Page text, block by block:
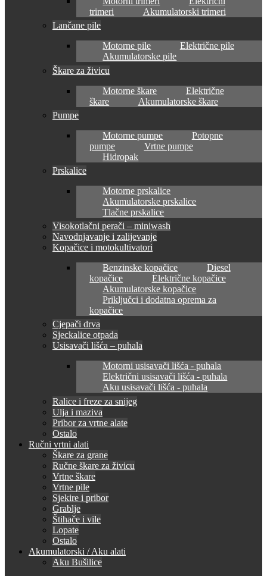
trimeri
Akumulatorski trimeri
Lančane pile
Motorne pile
Električne pile
Akumulatorske pile
Škare za živicu
Motorne škare
Električne
škare
Akumulatorske škare
Pumpe
Motorne pumpe
Potopne
pumpe
Vrtne pumpe
Hidropak
Prskalice
Motorne prskalice
Akumulatorske prskalice
Tlačne prskalice
Visokotlačni perači – miniwash
Navodnjavanje i zalijevanje
Kopačice i motokultivatori
Benzinske kopačice
Diesel
kopačice
Električne kopačice
Akumulatorske kopačice
Priključci i dodatna oprema za
kopačice
Cjepači drva
Sjeckalice otpada
Usisavači lišća – puhala
Motorni usisavači lišća - puhala
Električni usisavači lišća - puhala
Aku usisavači lišća - puhala
Ralice i freze za snijeg
Ulja i maziva
Pribor za vrtne alate
Ostalo
Ručni vrtni alati
Škare za grane
Ručne škare za živicu
Vrtne škare
Vrtne pile
Sjekire i pribor
Grablje
Štihače i vile
Lopate
Ostalo
Akumulatorski / Aku alati
Aku Bušilice